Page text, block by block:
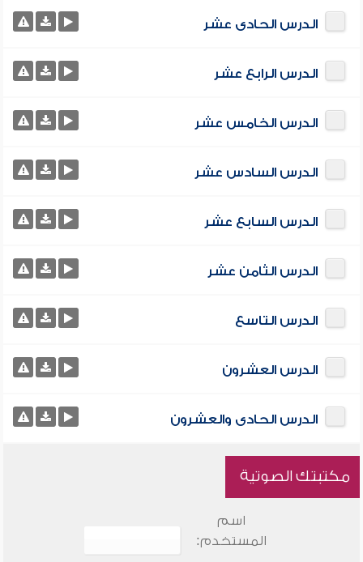
الدرس الحادى عشر
الدرس الرابع عشر
الدرس الخامس عشر
الدرس السادس عشر
الدرس السابع عشر
الدرس الثامن عشر
الدرس التاسع
الدرس العشرون
الدرس الحادى والعشرون
مكتبتك الصوتية
اسم
المستخدم: